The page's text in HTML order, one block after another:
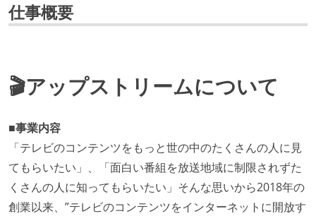
仕事概要
🎬アップストリームについて
■事業内容
「テレビのコンテンツをもっと世の中のたくさんの人に見
てもらいたい」、「面白い番組を放送地域に制限されずた
くさんの人に知ってもらいたい」そんな思いから2018年の
創業以来、”テレビのコンテンツをインターネットに開放す